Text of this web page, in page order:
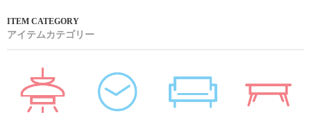
アイテムカテゴリー